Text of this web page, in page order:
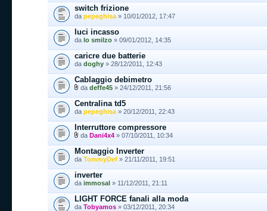
switch frizione
da pepeghisa » 10/01/2012, 17:47
luci incasso
da lo smilzo » 09/01/2012, 14:35
caricre due batterie
da doghy » 28/12/2011, 12:43
Cablaggio debimetro
da deffe45 » 24/12/2011, 21:56
Centralina td5
da pepeghisa » 20/12/2011, 22:43
Interruttore compressore
da Dani4x4 » 07/10/2011, 10:34
Montaggio Inverter
da TommyDef » 21/11/2011, 19:51
inverter
da immosal » 11/12/2011, 21:11
LIGHT FORCE fanali alla moda
da Tobyamos » 03/12/2011, 20:34